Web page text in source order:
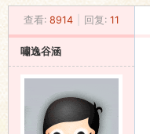
» ›
查看: 8914 回复: 11
嘯逸谷涵